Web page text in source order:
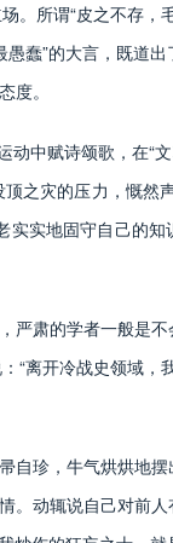
所谓“皮之不存，
蠢”的大言，既道
度。
中赋诗颂歌，在“
之灾的压力，慨然
实实地固守自己的
肃的学者一般是不
“离开冷战史领域，
珍，牛气烘烘地摆
。动辄说自己对前